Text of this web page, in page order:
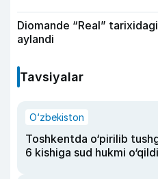
Diomande “Real”
aylandi
Tavsiyalar
O‘zbekiston
Toshkentda o‘pirilib
6 kishiga sud hukmi o‘qildi